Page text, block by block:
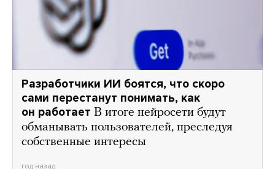
Разработчики ИИ боятся, что скоро
сами перестанут понимать, как
он работает В итоге нейросети будут
обманывать пользователей, преследуя
собственные интересы
год назад